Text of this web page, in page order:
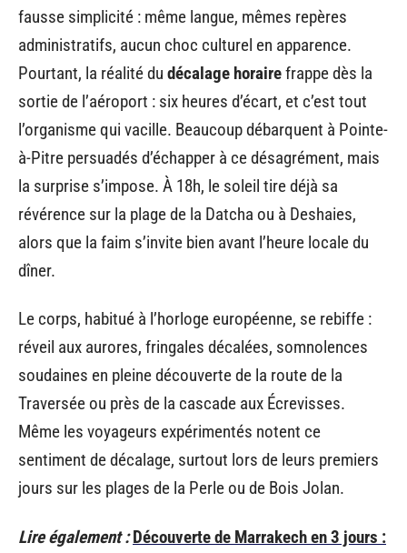
fausse simplicité : même langue, mêmes repères
administratifs, aucun choc culturel en apparence.
Pourtant, la réalité du décalage horairefrappe dès la
sortie de l’aéroport : six heures d’écart, et c’est tout
l’organisme qui vacille. Beaucoup débarquent à Pointe-
à-Pitre persuadés d’échapper à ce désagrément, mais
la surprise s’impose. À 18h, le soleil tire déjà sa
révérence sur la plage de la Datcha ou à Deshaies,
alors que la faim s’invite bien avant l’heure locale du
dîner.
Le corps, habitué à l’horloge européenne, se rebiffe :
réveil aux aurores, fringales décalées, somnolences
soudaines en pleine découverte de la route de la
Traversée ou près de la cascade aux Écrevisses.
Même les voyageurs expérimentés notent ce
sentiment de décalage, surtout lors de leurs premiers
jours sur les plages de la Perle ou de Bois Jolan.
Lire également : Découverte de Marrakech en 3 jours :